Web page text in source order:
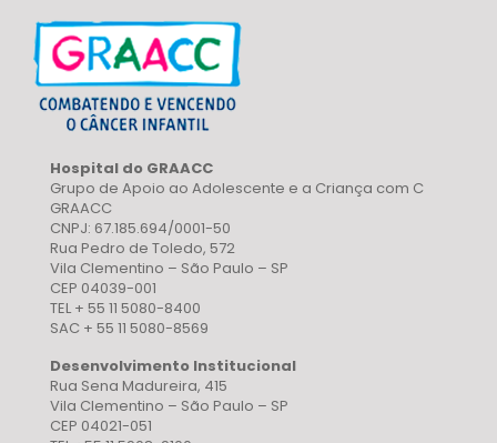
Hospital do GRAACC
Grupo de Apoio ao Adolescente e a Criança com C
GRAACC
CNPJ: 67.185.694/0001-50
Rua Pedro de Toledo, 572
Vila Clementino – São Paulo – SP
CEP 04039-001
TEL + 55 11 5080-8400
SAC + 55 11 5080-8569
Desenvolvimento Institucional
Rua Sena Madureira, 415
Vila Clementino – São Paulo – SP
CEP 04021-051